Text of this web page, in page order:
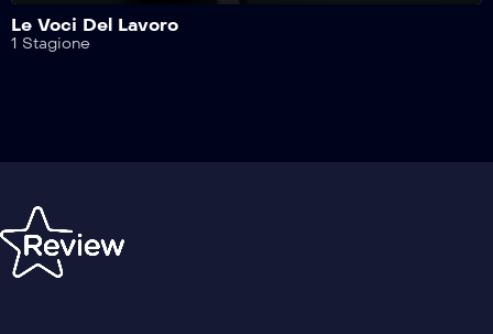
Le Voci Del Lavoro
1 Stagione